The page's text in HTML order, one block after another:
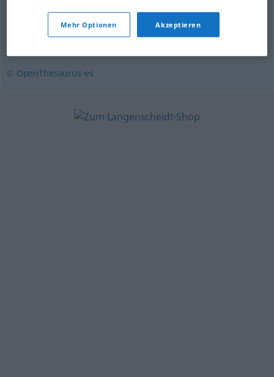
apoyo,ayuda,auxilio protección,protector
© OpenThesaurus-es
Mehr Optionen Akzeptieren